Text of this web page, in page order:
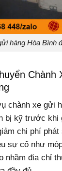
hàng Hòa Bình
Chành
chành xe gửi
bị kỹ trước khi
chi phí
sự cố như
nhầm địa chỉ